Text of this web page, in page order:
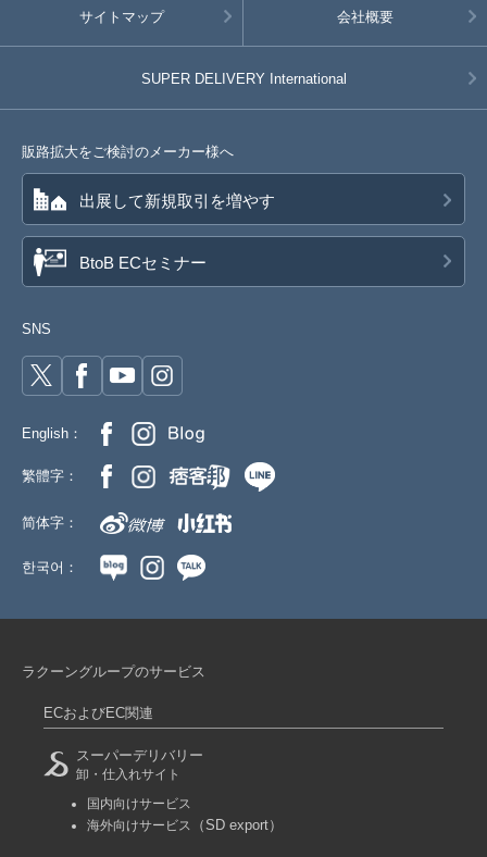
サイトマップ 会社概要
SUPER DELIVERY International
販路拡大をご検討のメーカー様へ
出展して新規取引を増やす
BtoB ECセミナー
SNS
English：
繁體字：
简体字：
한국어：
ラクーングループのサービス
ECおよびEC関連
スーパーデリバリー
卸・仕入れサイト
国内向けサービス
海外向けサービス
（SD export）